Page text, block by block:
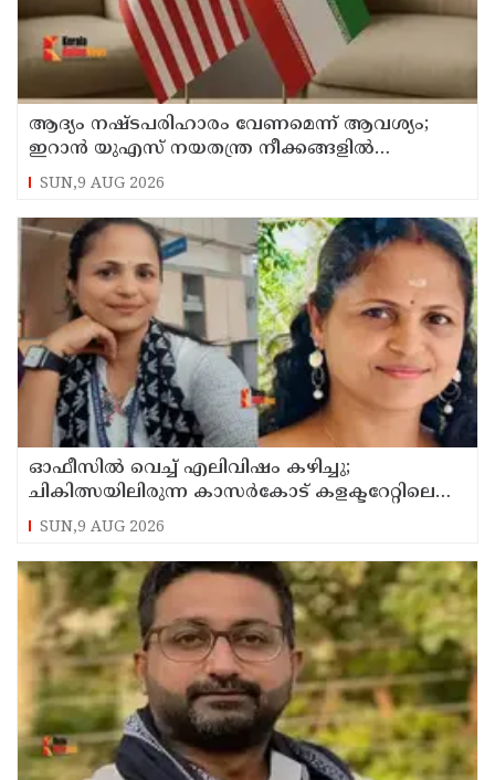
ആദ്യം നഷ്ടപരിഹാരം വേണമെന്ന് ആവശ്യം;
ഇറാന്‍ യുഎസ് നയതന്ത്ര നീക്കങ്ങളില്‍
അനിശ്ചിതത്വം
SUN,9 AUG 2026
ഓഫീസില്‍ വെച്ച് എലിവിഷം കഴിച്ചു;
ചികിത്സയിലിരുന്ന കാസര്‍കോട് കളക്ടറേറ്റിലെ
സീനിയര്‍ ക്ലര്‍ക്ക് മരിച്ചു
SUN,9 AUG 2026